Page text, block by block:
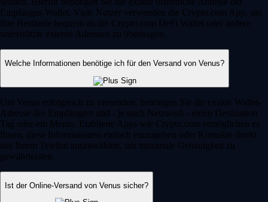
Empfänger-Wallet. Viele Nutzer verwenden die Crypto.com App, um
ihre Bestände bequem an die Crypto.com DeFi Wallet oder andere
unterstützte externe Adressen zu übertragen.
Welche Informationen benötige ich für den Versand von Venus?
Um Venus erfolgreich zu versenden, benötigen Sie die exakte Wallet-
Adresse des Empfängers und - je nach Netzwerk - einen Destination
Tag oder ein Memo. Etablierte Apps wie Crypto.com ermöglichen es
Ihnen, diese Informationen einfach einzugeben oder Kontakte direkt
aus Ihrem Telefon auszuwählen, um maximale Genauigkeit zu
gewährleisten.
Ist der Online-Versand von Venus sicher?